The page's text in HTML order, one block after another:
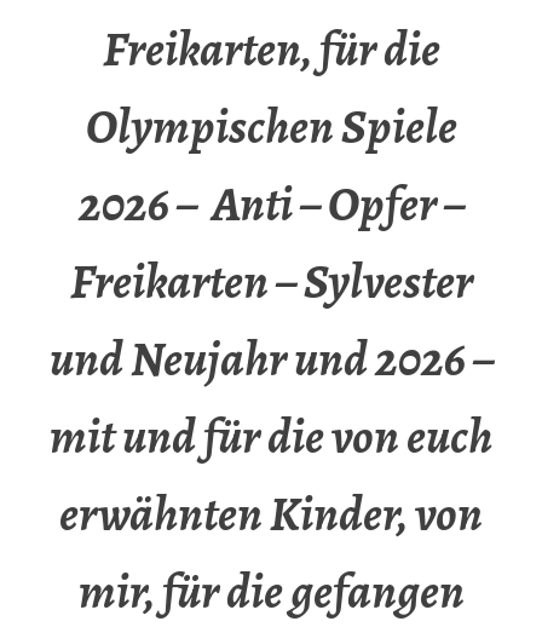
Freikarten, für die
Olympischen Spiele
2026 – Anti – Opfer –
Freikarten – Sylvester
und Neujahr und 2026 –
mit und für die von euch
erwähnten Kinder, von
mir, für die gefangen